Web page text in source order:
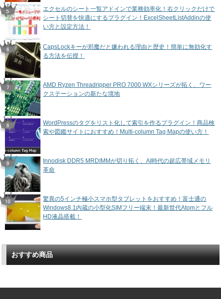
エクセルのシート一覧アドインで業務効率化！右クリックだけで
シート切替を快適にするプラグイン！ExcelSheetListAddinの使
い方と設定方法！
CapsLockキーが邪魔だと嫌われる理由と歴史！簡単に無効化す
る方法を伝授！
AMD Ryzen Threadripper PRO 7000 WXシリーズが拓く、ワー
クステーションの新たな境地
WordPressのタグをリスト化して索引を作るプラグイン！商品検
索や図鑑サイトにおすすめ！Multi-column Tag Mapの使い方！
Innodisk DDR5 MRDIMMが切り拓く、AI時代の超広帯域メモリ
革命
驚異の5インチ極小スマホ型タブレットをおすすめ！富士通の
Windows8.1内蔵の小型化SIMフリー端末！最新世代Atomとフル
HD液晶搭載！
おすすめ商品